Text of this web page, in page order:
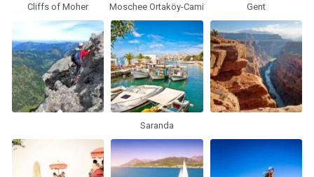
Cliffs of Moher Moschee Ortaköy-Cami Gent
Saranda